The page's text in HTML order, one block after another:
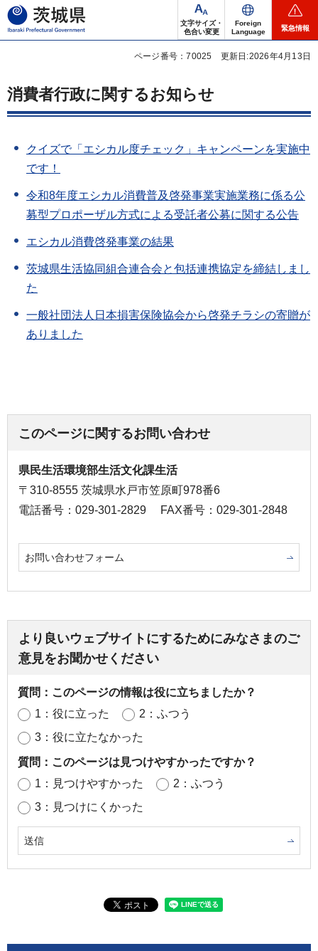
茨城県
文字サイズ・
色合い変更
Foreign
Language
緊急情報
ページ番号：70025 更新日:2026年4月13日
消費者行政に関するお知らせ
クイズで「エシカル度チェック」キャンペーンを実施中
です！
令和8年度エシカル消費普及啓発事業実施業務に係る公
募型プロポーザル方式による受託者公募に関する公告
エシカル消費啓発事業の結果
茨城県生活協同組合連合会と包括連携協定を締結しまし
た
一般社団法人日本損害保険協会から啓発チラシの寄贈が
ありました
このページに関するお問い合わせ
県民生活環境部生活文化課生活
〒310-8555 茨城県水戸市笠原町978番6
電話番号：029-301-2829
FAX番号：029-301-2848
お問い合わせフォーム
より良いウェブサイトにするためにみなさまのご
意見をお聞かせください
質問：このページの情報は役に立ちましたか？
1：役に立った
2：ふつう
3：役に立たなかった
質問：このページは見つけやすかったですか？
1：見つけやすかった
2：ふつう
3：見つけにくかった